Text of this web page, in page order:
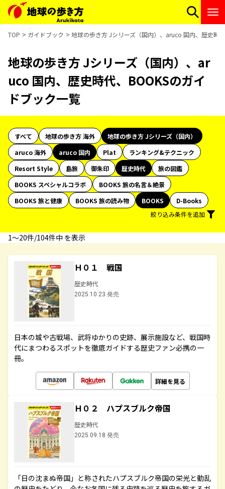
TOP ガイドブック 地球の歩き方 Jシリーズ（国内）、aruco 国内、歴史時
地球の歩き方 Jシリーズ（国内）、ar
uco 国内、歴史時代、BOOKSのガイ
ドブック一覧
すべて 地球の歩き方 海外
地球の歩き方 Jシリーズ（国内）
aruco 海外
aruco 国内 Plat
ランキング&テクニック
Resort Style
島旅 御朱印 歴史時代
旅の図鑑
BOOKS スペシャルコラボ
BOOKS 旅の名言＆絶景
BOOKS 旅と健康
BOOKS 旅の読み物 BOOKS
D-Books
絞り込み条件を追加
1〜20件/104件中 を表示
Ｈ０１ 戦国
歴史時代
2025.10.23 発売
日本の城や古戦場、武将ゆかりの史跡、展示施設など、戦国時
代にまつわるスポットを徹底ガイドする歴史ファン必携の一
冊。
詳細を見る
Ｈ０２ ハプスブルク帝国
歴史時代
2025.09.18 発売
「日の沈まぬ帝国」と称されたハプスブルク帝国の栄光と動乱